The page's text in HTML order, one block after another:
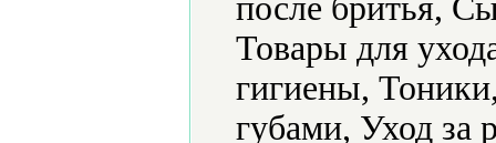
после бритья,
Товары для
гигиены,
губами, Уход за